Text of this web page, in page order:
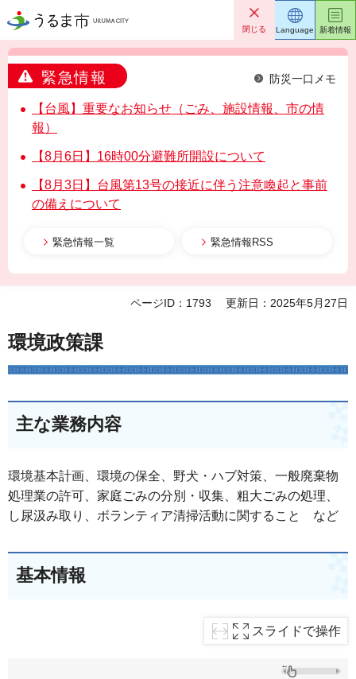
うるま市 閉じる
緊急情報 防災一口メモ
【台風】重要なお知らせ（ごみ、施設情報、市の情
報）
【8月6日】16時00分避難所開設について
【8月3日】台風第13号の接近に伴う注意喚起と事前
の備えについて
緊急情報一覧 緊急情報RSS
Language 新着情報
ページID：1793 更新日：2025年5月27日
環境政策課
主な業務内容
環境基本計画、環境の保全、野犬・ハブ対策、一般廃棄物
処理業の許可、家庭ごみの分別・収集、粗大ごみの処理、
し尿汲み取り、ボランティア清掃活動に関すること など
基本情報
スライドで操作